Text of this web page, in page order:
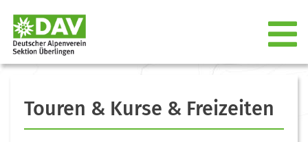
Touren & Kurse & Freizeiten